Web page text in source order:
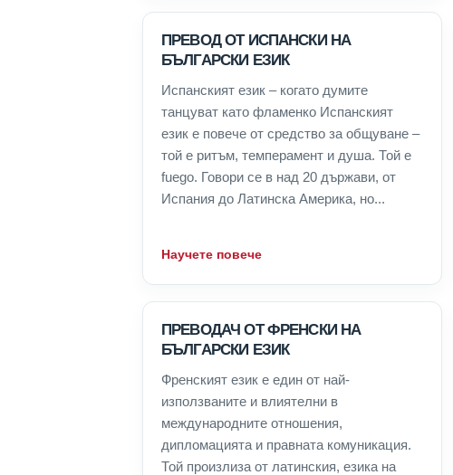
ПРЕВОД ОТ ИСПАНСКИ НА
БЪЛГАРСКИ ЕЗИК
Испанският език – когато думите
танцуват като фламенко Испанският
език е повече от средство за общуване –
той е ритъм, темперамент и душа. Той е
fuego. Говори се в над 20 държави, от
Испания до Латинска Америка, но...
Научете повече
ПРЕВОДАЧ ОТ ФРЕНСКИ НА
БЪЛГАРСКИ ЕЗИК
Френският език е един от най-
използваните и влиятелни в
международните отношения,
дипломацията и правната комуникация.
Той произлиза от латинския, езика на